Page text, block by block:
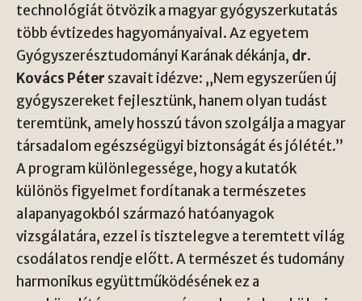
technológiát ötvözik a magyar gyógyszerkutatás
több évtizedes hagyományaival. Az egyetem
Gyógyszerésztudományi Karának dékánja, dr.
Kovács Péter szavait idézve: „Nem egyszerűen új
gyógyszereket fejlesztünk, hanem olyan tudást
teremtünk, amely hosszú távon szolgálja a magyar
társadalom egészségügyi biztonságát és jólétét.”
A program különlegessége, hogy a kutatók
különös figyelmet fordítanak a természetes
alapanyagokból származó hatóanyagok
vizsgálatára, ezzel is tisztelegve a teremtett világ
csodálatos rendje előtt. A természet és tudomány
harmonikus együttműködésének ez a